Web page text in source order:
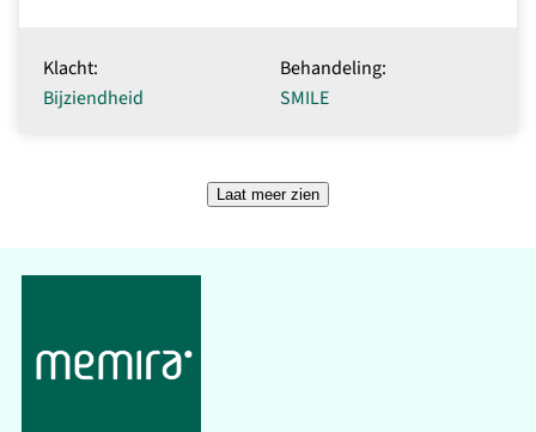
Klacht:
Bijziendheid
Behandeling:
SMILE
Laat meer zien